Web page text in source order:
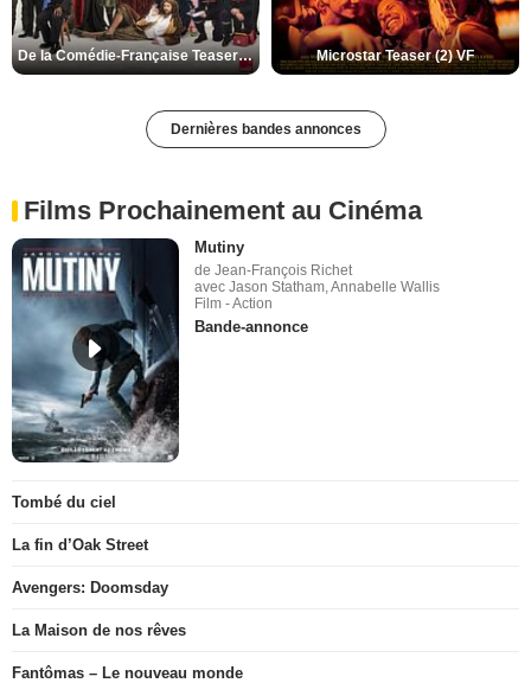
De la Comédie-Française Teaser (3) VF Microstar Teaser (2) VF
Dernières bandes annonces
Films Prochainement au Cinéma
Mutiny
de Jean-François Richet
avec Jason Statham, Annabelle Wallis
Film - Action
Bande-annonce
Tombé du ciel
La fin d’Oak Street
Avengers: Doomsday
La Maison de nos rêves
Fantômas – Le nouveau monde